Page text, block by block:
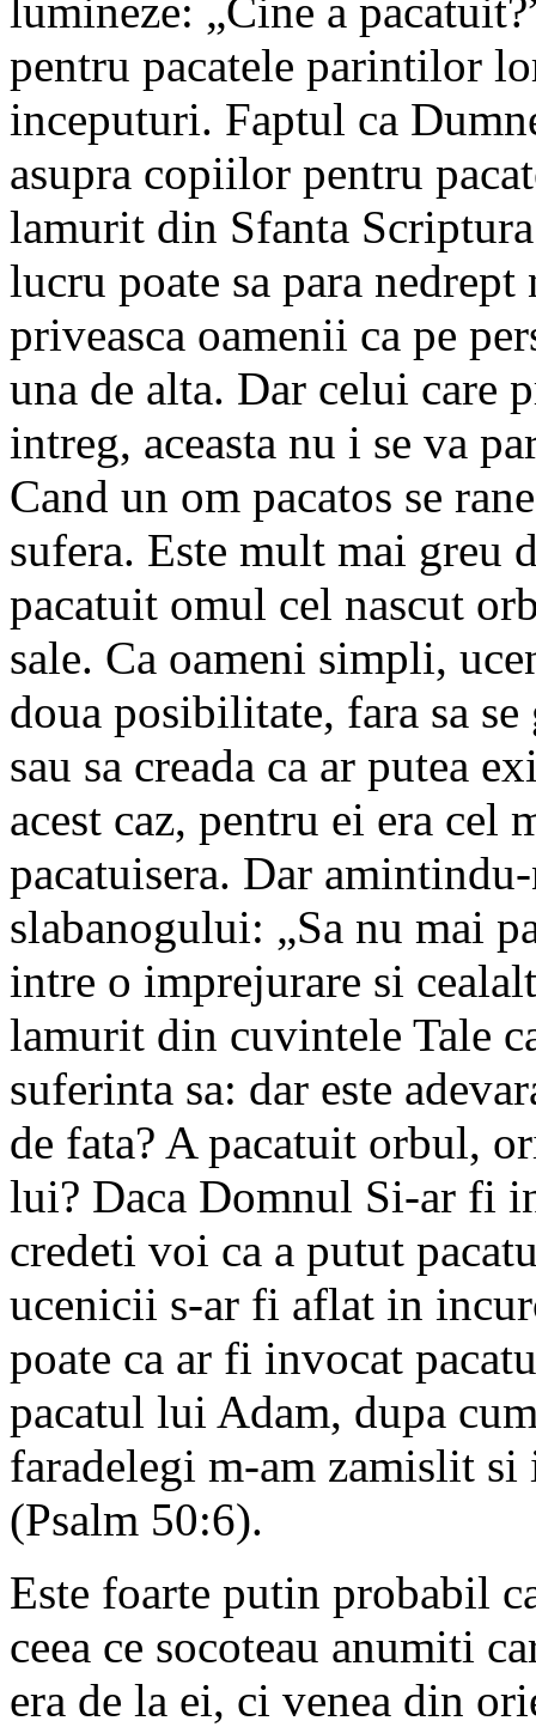
lumineze: „Cine a
pentru pacatele parintilor
inceputuri. Faptul ca
asupra copiilor pentru
lamurit din Sfanta
lucru poate sa para
priveasca oamenii ca pe
una de alta. Dar celui care
intreg, aceasta nu i se va
Cand un om pacatos se
sufera. Este mult mai greu
pacatuit omul cel nascut
sale. Ca oameni simpli,
doua posibilitate, fara sa se
sau sa creada ca ar putea
acest caz, pentru ei era
pacatuisera. Dar
slabanogului: „Sa nu mai
intre o imprejurare si
lamurit din cuvintele Tale
suferinta sa: dar este
de fata? A pacatuit orbul,
lui? Daca Domnul Si-ar fi
credeti voi ca a putut
ucenicii s-ar fi aflat in
poate ca ar fi invocat
pacatul lui Adam, dupa
faradelegi m-am zamislit si
(Psalm 50:6).
Este foarte putin probabil
ceea ce socoteau anumiti
era de la ei, ci venea din